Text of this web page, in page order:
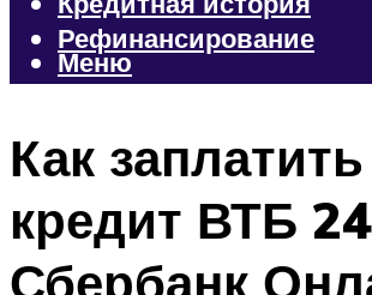
Рефинансирование
Меню
Как заплатить
кредит ВТБ
Сбербанк